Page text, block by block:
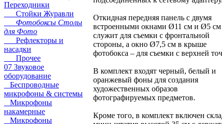
Переходники
Стойки Журавли
Фотобоксы Столы
для Фото
Рефлекторы и
насадки
Прочее
07 Звуковое
оборудование
Беспроводные
микрофоны & системы
Микрофоны
накамерные
Микрофоны
Откидная передняя панель с двумя
встроенными окнами Ø11 см и Ø5 см
служит для съемки с фронтальной
стороны, а окно Ø7,5 см в крыше
фотобокса – для съемки с верхней
В комплект входят черный, белый и
оранжевый фоны для создания
художественных образов
фотографируемых предметов.
Кроме того, в комплект включен